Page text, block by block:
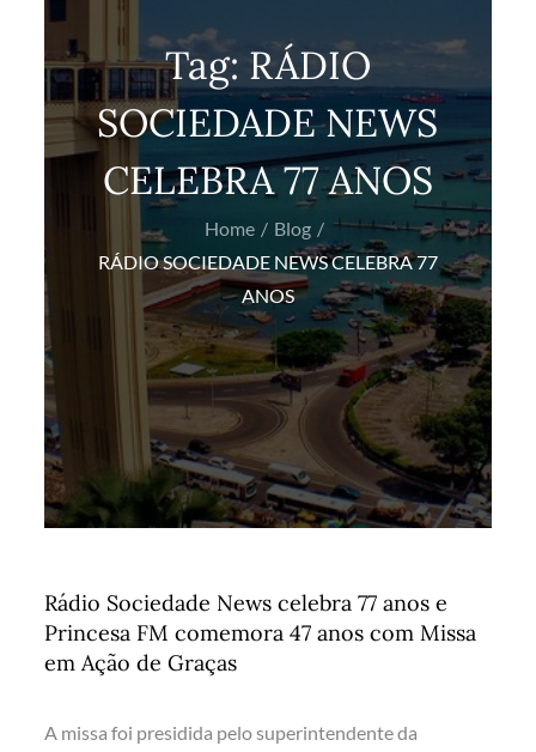
Tag: RÁDIO
SOCIEDADE NEWS
CELEBRA 77 ANOS
Home
Blog
RÁDIO SOCIEDADE NEWS CELEBRA 77
ANOS
Rádio Sociedade News celebra 77 anos e
Princesa FM comemora 47 anos com Missa
em Ação de Graças
A missa foi presidida pelo superintendente da